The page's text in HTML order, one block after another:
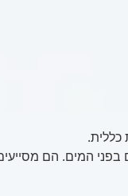
כללית.
המים. הם